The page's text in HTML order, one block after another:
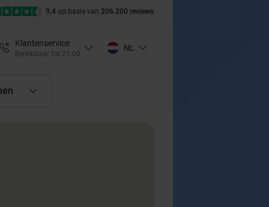
9,4 op basis van 206.200 reviews
Klantenservice
Bereikbaar tot 21:00
NL